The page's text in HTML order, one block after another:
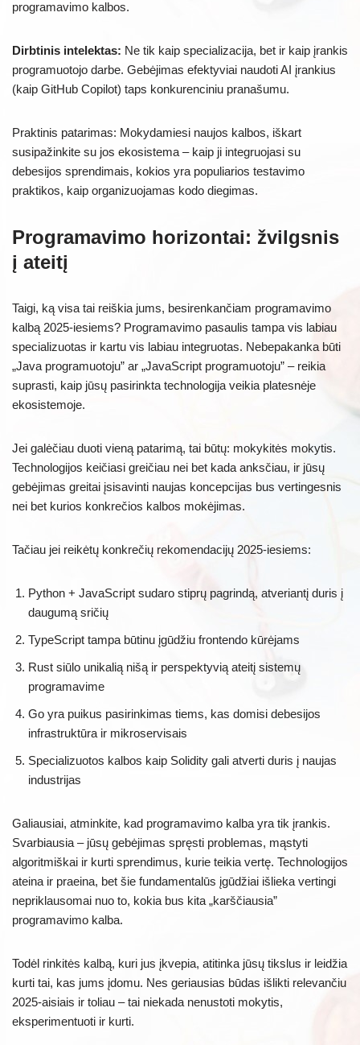
programavimo kalbos.
Dirbtinis intelektas: Ne tik kaip specializacija, bet ir kaip įrankis
programuotojo darbe. Gebėjimas efektyviai naudoti AI įrankius
(kaip GitHub Copilot) taps konkurenciniu pranašumu.
Praktinis patarimas: Mokydamiesi naujos kalbos, iškart
susipažinkite su jos ekosistema – kaip ji integruojasi su
debesijos sprendimais, kokios yra populiarios testavimo
praktikos, kaip organizuojamas kodo diegimas.
Programavimo horizontai: žvilgsnis
į ateitį
Taigi, ką visa tai reiškia jums, besirenkančiam programavimo
kalbą 2025-iesiems? Programavimo pasaulis tampa vis labiau
specializuotas ir kartu vis labiau integruotas. Nebepakanka būti
„Java programuotoju” ar „JavaScript programuotoju” – reikia
suprasti, kaip jūsų pasirinkta technologija veikia platesnėje
ekosistemoje.
Jei galėčiau duoti vieną patarimą, tai būtų: mokykitės mokytis.
Technologijos keičiasi greičiau nei bet kada anksčiau, ir jūsų
gebėjimas greitai įsisavinti naujas koncepcijas bus vertingesnis
nei bet kurios konkrečios kalbos mokėjimas.
Tačiau jei reikėtų konkrečių rekomendacijų 2025-iesiems:
Python + JavaScript sudaro stiprų pagrindą, atveriantį duris į
daugumą sričių
TypeScript tampa būtinu įgūdžiu frontendo kūrėjams
Rust siūlo unikalią nišą ir perspektyvią ateitį sistemų
programavime
Go yra puikus pasirinkimas tiems, kas domisi debesijos
infrastruktūra ir mikroservisais
Specializuotos kalbos kaip Solidity gali atverti duris į naujas
industrijas
Galiausiai, atminkite, kad programavimo kalba yra tik įrankis.
Svarbiausia – jūsų gebėjimas spręsti problemas, mąstyti
algoritmiškai ir kurti sprendimus, kurie teikia vertę. Technologijos
ateina ir praeina, bet šie fundamentalūs įgūdžiai išlieka vertingi
nepriklausomai nuo to, kokia bus kita „karščiausia”
programavimo kalba.
Todėl rinkitės kalbą, kuri jus įkvepia, atitinka jūsų tikslus ir leidžia
kurti tai, kas jums įdomu. Nes geriausias būdas išlikti relevančiu
2025-aisiais ir toliau – tai niekada nenustoti mokytis,
eksperimentuoti ir kurti.